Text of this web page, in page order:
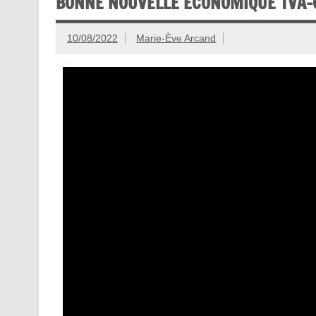
10/08/2022 Marie-Ève Arcand